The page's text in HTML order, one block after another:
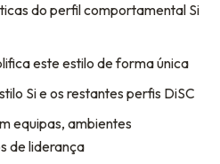
do perfil comportamental Si
este estilo de forma única
Si e os restantes perfis DiSC
equipas, ambientes
de liderança